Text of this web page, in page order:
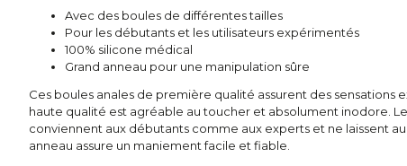
Avec des boules de différentes tailles
Pour les débutants et les utilisateurs expérimentés
100% silicone médical
Grand anneau pour une manipulation sûre
Ces boules anales de première qualité assurent des sensations
haute qualité est agréable au toucher et absolument inodore.
conviennent aux débutants comme aux experts et ne laissent
anneau assure un maniement facile et fiable.